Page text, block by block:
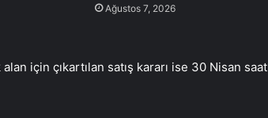
Ağustos 7, 2026
için çıkartılan satış kararı ise 30 Nisan saat